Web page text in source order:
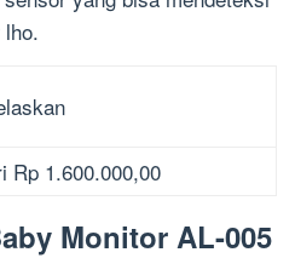
Rp 1.600.000,00
Monitor AL-005